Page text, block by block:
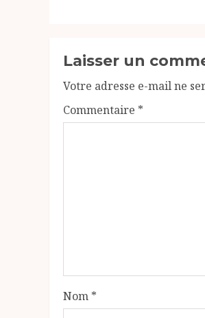
Laisser un
Votre adresse e-mail ne
Commentaire *
Nom *